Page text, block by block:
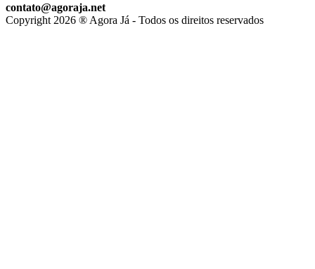
contato@agoraja.net
Copyright 2026 ® Agora Já - Todos os direitos reservados